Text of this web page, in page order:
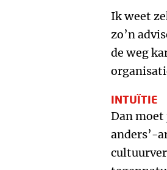
Ik weet
zo’n
de weg
INTUÏTIE
Dan moet
anders’-